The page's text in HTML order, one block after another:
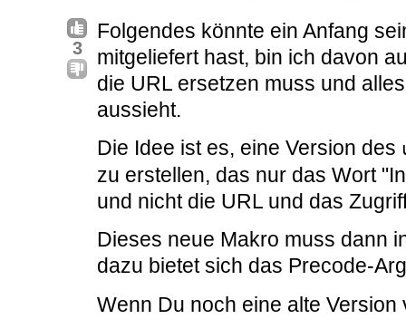
3
Folgendes könnte ein Anfang
mitgeliefert hast, bin ich davon
die URL ersetzen muss und
aussieht.
Die Idee ist es, eine Version des
zu erstellen, das nur das Wort
und nicht die URL und das
Dieses neue Makro muss dann
dazu bietet sich das Precode-
Wenn Du noch eine alte